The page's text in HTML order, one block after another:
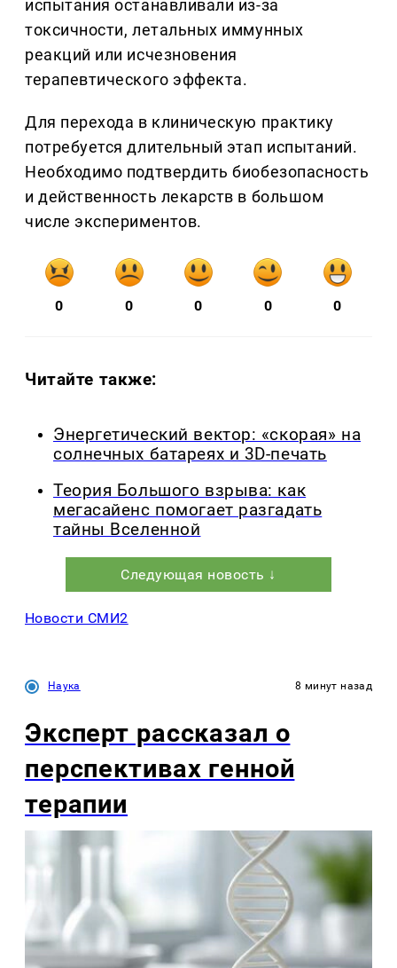
испытания останавливали из-за
токсичности, летальных иммунных
реакций или исчезновения
терапевтического эффекта.
Для перехода в клиническую практику
потребуется длительный этап испытаний.
Необходимо подтвердить биобезопасность
и действенность лекарств в большом
числе экспериментов.
0 0 0 0 0
Читайте также:
Энергетический вектор: «скорая» на
солнечных батареях и 3D-печать
Теория Большого взрыва: как
мегасайенс помогает разгадать
тайны Вселенной
Следующая новость ↓
Новости СМИ2
Наука 8 минут назад
Эксперт рассказал о
перспективах генной
терапии